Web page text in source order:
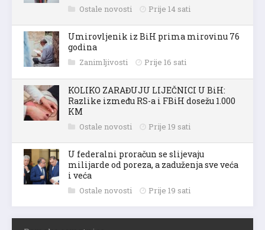
Ostale novosti Prije 14 sati
Umirovljenik iz BiH prima mirovinu 76
godina
Zanimljivosti Prije 16 sati
KOLIKO ZARAĐUJU LIJEČNICI U BiH:
Razlike između RS-a i FBiH dosežu 1.000
KM
Ostale novosti Prije 19 sati
U federalni proračun se slijevaju
milijarde od poreza, a zaduženja sve veća
i veća
Ostale novosti Prije 19 sati